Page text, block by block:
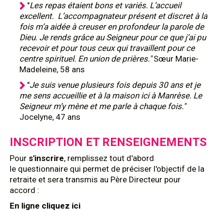
"Les repas étaient bons et variés. L’accueil
excellent. L’accompagnateur présent et discret à la
fois m’a aidée à creuser en profondeur la parole de
Dieu. Je rends grâce au Seigneur pour ce que j’ai pu
recevoir et pour tous ceux qui travaillent pour ce
centre spirituel. En union de prières."Sœur Marie-
Madeleine, 58 ans
"Je suis venue plusieurs fois depuis 30 ans et je
me sens accueillie et à la maison ici à Manrèse. Le
Seigneur m’y mène et me parle à chaque fois."
Jocelyne, 47 ans
INSCRIPTION ET RENSEIGNEMENTS
Pour s'inscrire, remplissez tout d'abord
le questionnaire qui permet de préciser l'objectif de la
retraite et sera transmis au Père Directeur pour
accord :
En ligne cliquez ici